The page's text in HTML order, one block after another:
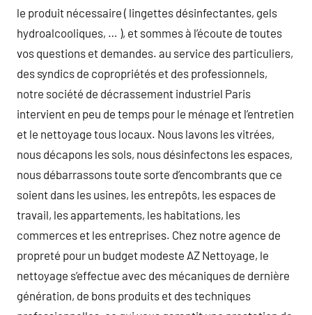
le produit nécessaire ( lingettes désinfectantes, gels
hydroalcooliques, … ), et sommes à l’écoute de toutes
vos questions et demandes. au service des particuliers,
des syndics de copropriétés et des professionnels,
notre société de décrassement industriel Paris
intervient en peu de temps pour le ménage et l’entretien
et le nettoyage tous locaux. Nous lavons les vitrées,
nous décapons les sols, nous désinfectons les espaces,
nous débarrassons toute sorte d’encombrants que ce
soient dans les usines, les entrepôts, les espaces de
travail, les appartements, les habitations, les
commerces et les entreprises. Chez notre agence de
propreté pour un budget modeste AZ Nettoyage, le
nettoyage s’effectue avec des mécaniques de dernière
génération, de bons produits et des techniques